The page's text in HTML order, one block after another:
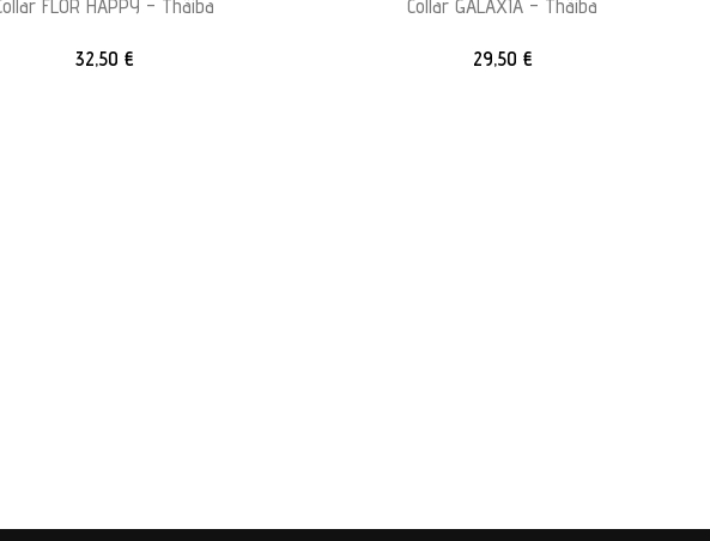
FLOR HAPPY – Thäiba
32,50 €
Collar GALAXIA – Thäiba
29,50 €